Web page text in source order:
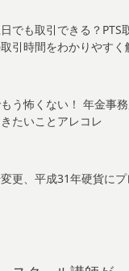
でも取引できる？PTS
引時間をわかりやすく
う怖くない！ 年金事
たいことアレコレ
更、平成31年硬貨に